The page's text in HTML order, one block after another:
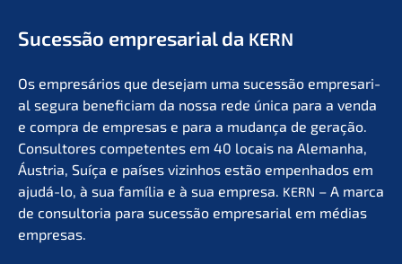
Suces­são empre­sa­ri­al da KERN
Os empresá­ri­os que desejam uma suces­são empre­sa­ri­
al segura benefi­ci­am da nossa rede única para a venda
e compra de empre­sas e para a mudan­ça de geração.
Consul­to­res compe­ten­tes em 40 locais na Aleman­ha,
Áustria, Suíça e países vizin­hos estão empen­ha­dos em
ajudá-lo, à sua família e à sua empre­sa. KERN – A marca
de consult­oria para suces­são empre­sa­ri­al em médias
empresas.